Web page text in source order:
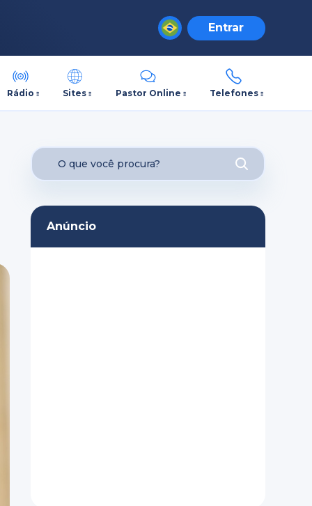
Entrar
Rádio Sites Pastor Online Telefones
Anúncio